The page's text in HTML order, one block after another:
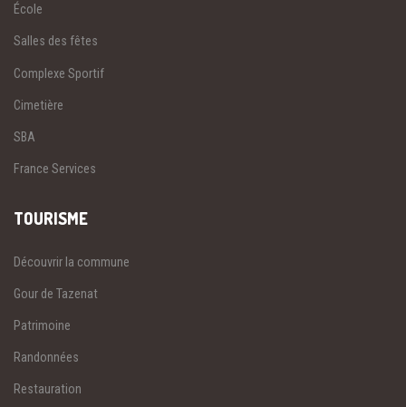
École
Salles des fêtes
Complexe Sportif
Cimetière
SBA
France Services
TOURISME
Découvrir la commune
Gour de Tazenat
Patrimoine
Randonnées
Restauration